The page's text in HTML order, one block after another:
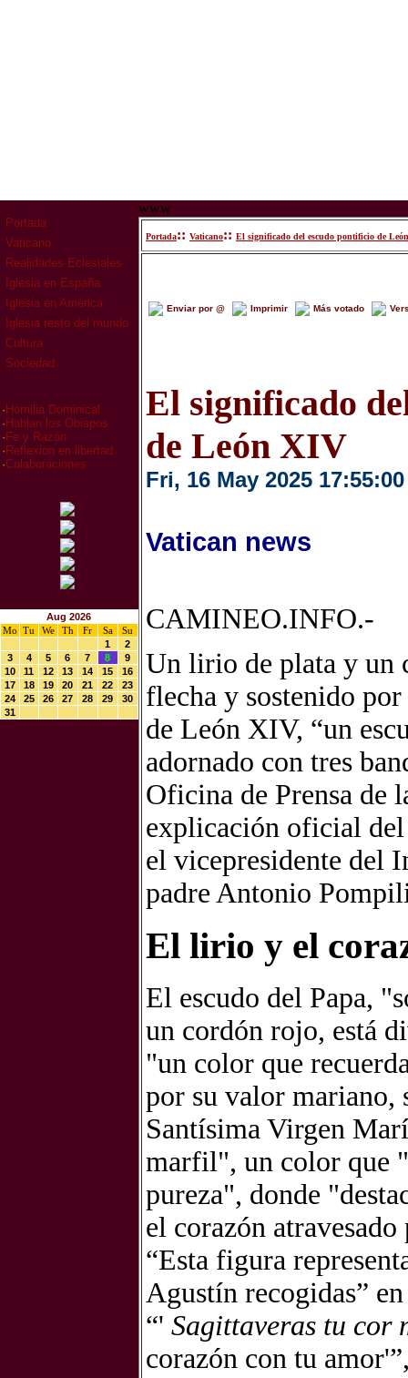
Portada
Vaticano
Realidades Eclesiales
Iglesia en España
Iglesia en América
Iglesia resto del mundo
Cultura
Sociedad
· Homilia Dominical
· Hablan los Obispos
· Fe y Razón
· Reflexion en libertad
·Colaboraciones
Aug 2026
Mo
Tu We Th Fr Sa
Su
1
2
3
4 5 6 7 8
9
10
11 12 13 14 15
16
17
18 19 20 21 22
23
24
25 26 27 28 29
30
31
www
Portada:: Vaticano:: El significado del escudo pontificio de
Enviar por @ Imprimir Más votado
El significado
de León XIV
Fri, 16 May 2025 17:55:00
Vatican news
CAMINEO.INFO.-
Un lirio de plata y un
flecha y sostenido
de León XIV, “un
adornado con tres
Oficina de Prensa de
explicación oficial del
el vicepresidente del
padre Antonio
El lirio y el
El escudo del Papa,
un cordón rojo, está
"un color que
por su valor mariano,
Santísima Virgen
marfil", un color que
pureza", donde
el corazón
“Esta figura
Agustín recogidas”
“' Sagittaveras tu cor
corazón con tu